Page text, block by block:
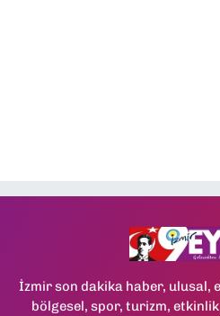
İzmir son dakika haber, ulusal,
bölgesel, spor, turizm,